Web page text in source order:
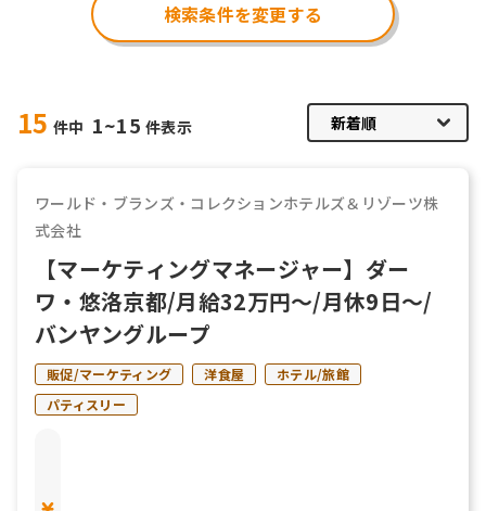
検索条件を変更する
15 件中 1~15 件表示
ワールド・ブランズ・コレクションホテルズ＆リゾーツ株
式会社
【マーケティングマネージャー】ダー
ワ・悠洛京都/月給32万円～/月休9日～/
バンヤングループ
販促/マーケティング 洋食屋
ホテル/旅館
パティスリー